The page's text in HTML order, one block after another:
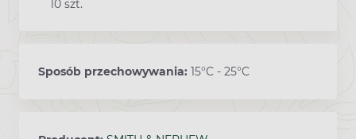
10 szt.
Sposób przechowywania: 15°C - 25°C